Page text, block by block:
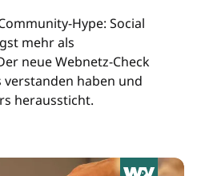
Hype: Social
mehr als
neue Webnetz-Check
verstanden haben und
heraussticht.